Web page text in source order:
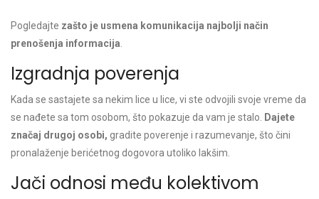
Pogledajte zašto je usmena komunikacija najbolji način
prenošenja informacija
Izgradnja poverenja
Kada se sastajete sa nekim lice u lice, vi ste odvojili svoje vreme da
se nađete sa tom osobom, što pokazuje da vam je stalo.
Dajete
značaj drugoj osobi, gradite poverenje i razumevanje, što čini
pronalaženje berićetnog dogovora utoliko lakšim.
Jači odnosi među kolektivom